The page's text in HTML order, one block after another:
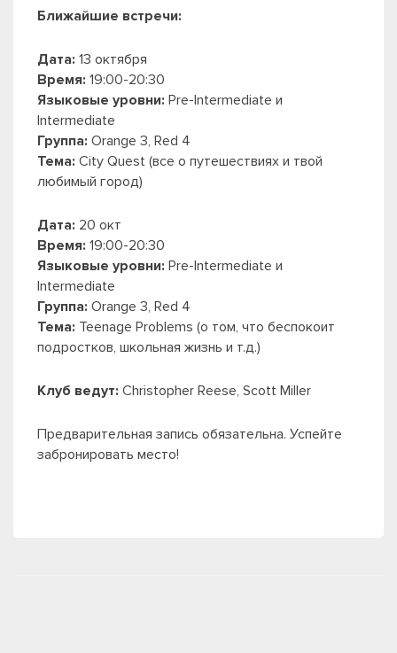
Ближайшие встречи:
Дата: 13 октября
Время: 19:00-20:30
Языковые уровни: Pre-Intermediate и
Intermediate
Группа: Orange 3, Red 4
Тема: City Quest (все о путешествиях и твой
любимый город)
Дата: 20 окт
Время: 19:00-20:30
Языковые уровни: Pre-Intermediate и
Intermediate
Группа: Orange 3, Red 4
Тема: Teenage Problems (о том, что беспокоит
подростков, школьная жизнь и т.д.)
Клуб ведут: Christopher Reese, Scott Miller
Предварительная запись обязательна. Успейте
забронировать место!